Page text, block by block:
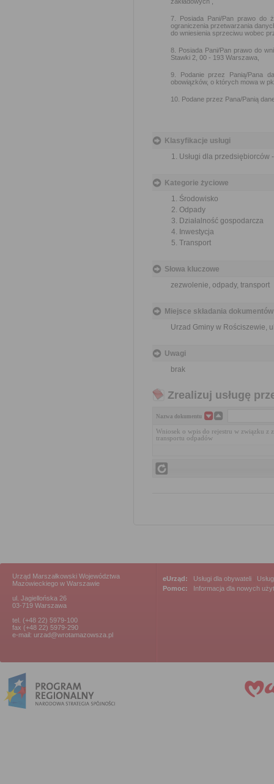
7. Posiada Pani/Pan prawo do
ograniczenia przetwarzania
do wniesienia sprzeciwu wobec
8. Posiada Pani/Pan prawo do
Stawki 2, 00 - 193 Warszawa,
9. Podanie przez Panią/Pana
obowiązków, o których mowa w
10. Podane przez Pana/Panią
Klasyfikacje usługi
Usługi dla
Kategorie życiowe
Środowisko
Odpady
Działalność gospodarcza
Inwestycja
Transport
Słowa kluczowe
zezwolenie, odpady, transport
Miejsce składania dokumentów
Urzad Gminy w Rościszewie,
Uwagi
brak
Zrealizuj usługę
Nazwa dokumentu
Wniosek o wpis do rejestru w związku z
transportu odpadów
Urząd Marszałkowski Województwa
Mazowieckiego w Warszawie
ul. Jagiellońska 26
03-719 Warszawa
tel. (+48 22) 5979-100
fax (+48 22) 5979-290
e-mail: urzad@wrotamazowsza.pl
eUrząd: Usługi dla obywateli
Pomoc:
Informacja dla nowych